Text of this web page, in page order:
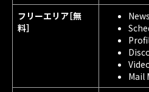
フリーエリア［無
料］
News
Mail